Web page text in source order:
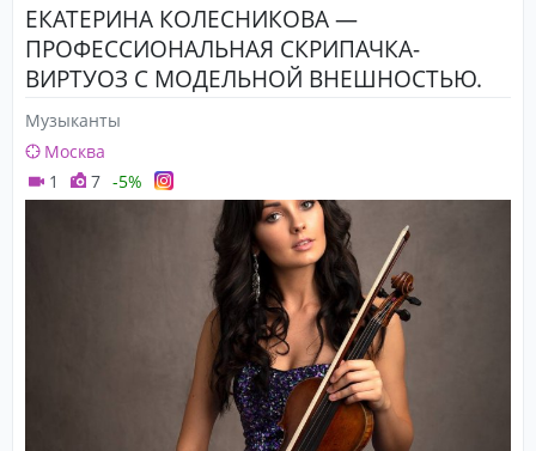
ЕКАТЕРИНА КОЛЕСНИКОВА —
ПРОФЕССИОНАЛЬНАЯ СКРИПАЧКА-
ВИРТУОЗ С МОДЕЛЬНОЙ ВНЕШНОСТЬЮ.
БОЛЕЕ 300 УСПЕШНО ПРОВЕДЕННЫХ
МЕРОПРИЯТИЙ И ДОВОЛЬНЫХ
ЗАКАЗЧИКОВ.
Музыканты
Москва
1
7 -5%